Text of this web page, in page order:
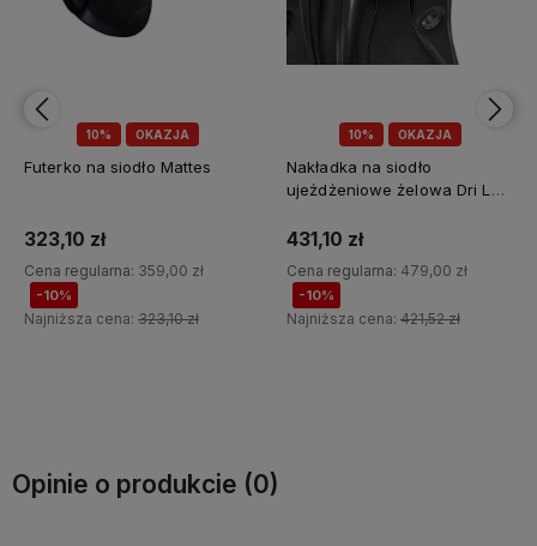
10% OKAZJA
Nakładka na siodło
431,10 zł
Cena regularna:479,00 zł
-10%
Najniższa cena:421,52 zł
10% OKAZJA
Nakładka na siodło żelowa z
Dri-Lex 10mm Acavallo
431,10 zł
Cena regularna:479,00 zł
-10%
Najniższa cena:421,52 zł
Opinie o produkcie (0)